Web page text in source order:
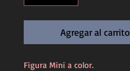
Agregar al carrito
Figura Mini a color.